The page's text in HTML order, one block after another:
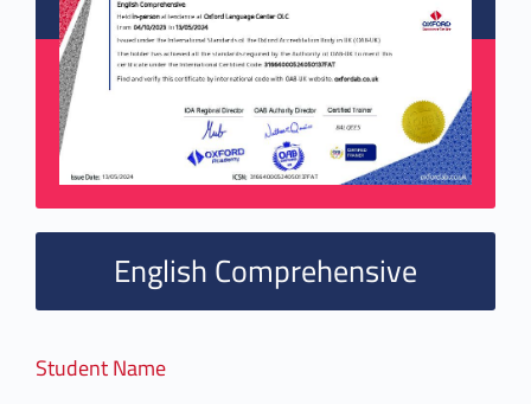
English Comprehensive
Student Name